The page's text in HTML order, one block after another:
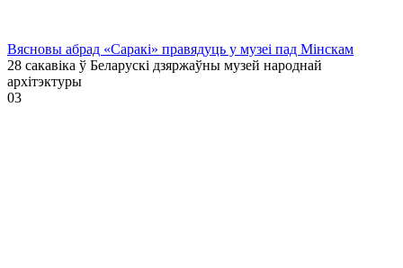
Вясновы абрад «Саракі» правядуць у музеі пад Мінскам
28 сакавіка ў Беларускі дзяржаўны музей народнай
архітэктуры
03